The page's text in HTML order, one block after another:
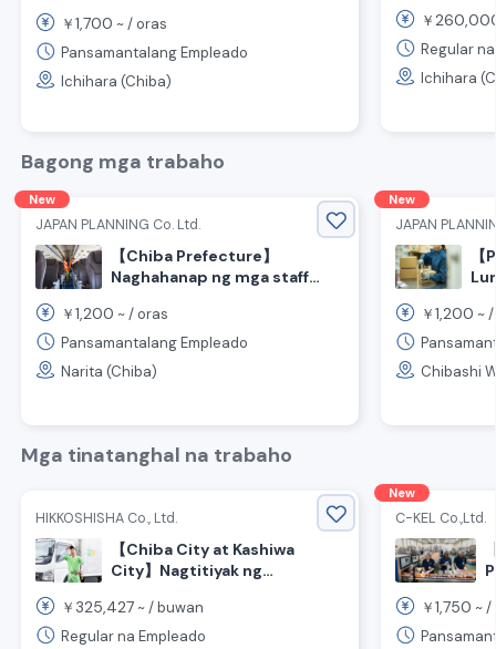
tuwing Sabado, Linggo at
Pista Opisyal! Recruitment
Operations Staff◎
￥1,700 ~ /oras
Pansamantalang Empleado
Ichihara (Chiba)
ng
￥
Regular
Ichihara
Bagong mga trabaho
New
JAPAN PLANNING Co. Ltd.
【Chiba Prefecture】
Naghahanap ng mga staff
eroplano sa Narita Airport!!
￥1,200 ~ /oras
Pansamantalang Empleado
Narita (Chiba)
New
JAPAN
￥1,200 ~ /
Chibashi
Mga tinatanghal na trabaho
HIKKOSHISHA Co., Ltd.
【Chiba City at Kashiwa
City】Nagtitiyak ng
sahod na 370,000 yen! May
pasalubong na pera sa
￥ 325,427 ~ /buwan
Regular na Empleado
New
C-KEL Co.,Ltd.
￥1,750 ~ /